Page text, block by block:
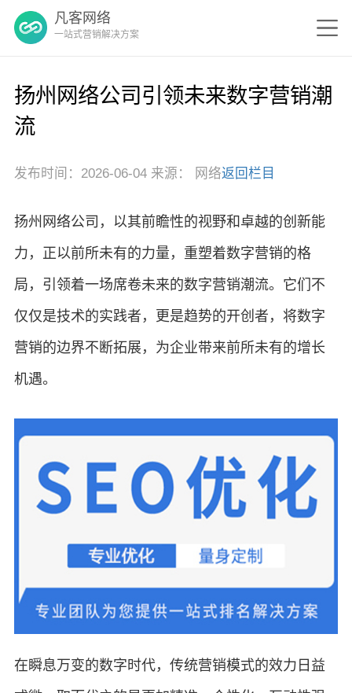
凡客网络
一站式营销解决方案
扬州网络公司引领未来数字营销潮
流
发布时间：2026-06-04 来源： 网络返回栏目
扬州网络公司，以其前瞻性的视野和卓越的创新能
力，正以前所未有的力量，重塑着数字营销的格
局，引领着一场席卷未来的数字营销潮流。它们不
仅仅是技术的实践者，更是趋势的开创者，将数字
营销的边界不断拓展，为企业带来前所未有的增长
机遇。
在瞬息万变的数字时代，传统营销模式的效力日益